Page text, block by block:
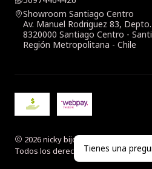
Showroom Santiago Centro
Av. Manuel Rodriguez 83,
8320000 Santiago Centro -
Región Metropolitana - Chile
2026 nicky bijoux.
Todos los derechos reservados.
Tienes una